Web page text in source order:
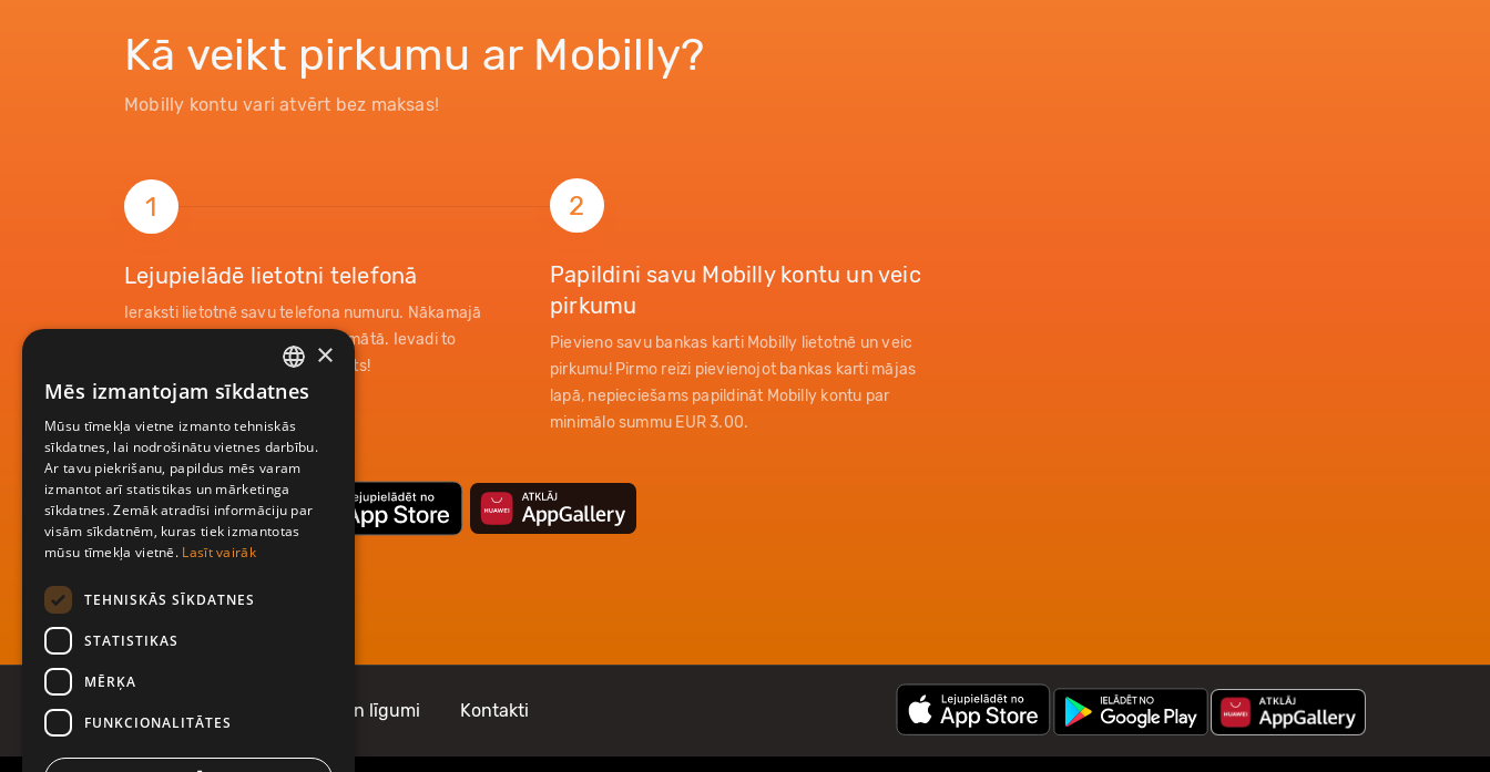
Kā veikt pirkumu ar Mobilly?
Mobilly kontu vari atvērt bez maksas!
1
Lejupielādē lietotni telefonā
Ieraksti lietotnē savu telefona numuru. Nākamajā
mirklī saņemsi paroli īsziņas formātā. Ievadi to
lietotnē un tavs konts ir reģistrēts!
2
Papildini savu Mobilly kontu un veic
pirkumu
Pievieno savu bankas karti Mobilly lietotnē un veic
pirkumu! Pirmo reizi pievienojot bankas karti mājas
lapā, nepieciešams papildināt Mobilly kontu par
minimālo summu EUR 3.00.
Par Mobilly Noteikumi un līgumi Kontakti
LATVIAN
ENGLISH
×
Mēs izmantojam sīkdatnes
Mūsu tīmekļa vietne izmanto tehniskās
sīkdatnes, lai nodrošinātu vietnes darbību.
Ar tavu piekrišanu, papildus mēs varam
izmantot arī statistikas un mārketinga
sīkdatnes. Zemāk atradīsi informāciju par
visām sīkdatnēm, kuras tiek izmantotas
mūsu tīmekļa vietnē. Lasīt vairāk
TEHNISKĀS SĪKDATNES
STATISTIKAS
MĒRĶA
FUNKCIONALITĀTES